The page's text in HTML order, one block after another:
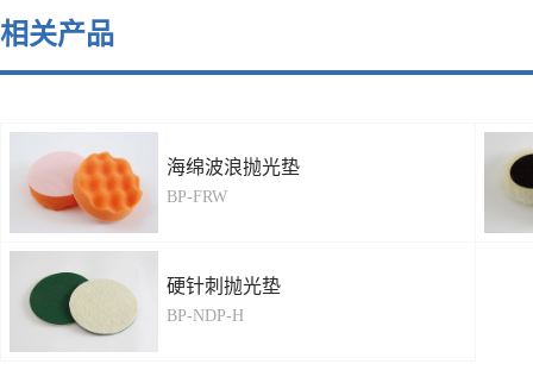
相关产品
海绵波浪抛光垫
BP-FRW
硬针刺抛光垫
BP-NDP-H